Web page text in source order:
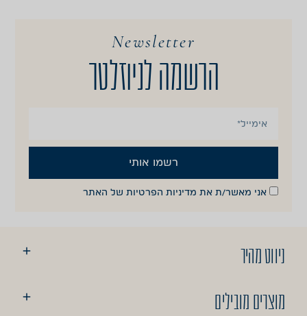
Newsletter
הרשמה לניוזלטר
אני מאשר/ת את מדיניות הפרטיות של האתר
רשמו אותי
ניווט מהיר
מוצרים מובילים